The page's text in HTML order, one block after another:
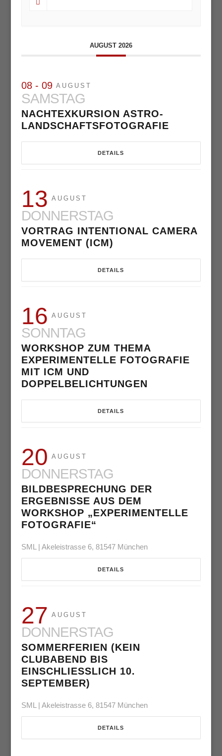
AUGUST 2026
08 - 09 AUGUST
SAMSTAG
NACHTEXKURSION ASTRO-
LANDSCHAFTSFOTOGRAFIE
DETAILS
13 AUGUST
DONNERSTAG
VORTRAG INTENTIONAL CAMERA
MOVEMENT (ICM)
DETAILS
16 AUGUST
SONNTAG
WORKSHOP ZUM THEMA
EXPERIMENTELLE FOTOGRAFIE
MIT ICM UND
DOPPELBELICHTUNGEN
DETAILS
20 AUGUST
DONNERSTAG
BILDBESPRECHUNG DER
ERGEBNISSE AUS DEM
WORKSHOP „EXPERIMENTELLE
FOTOGRAFIE“
SML | Akeleistrasse 6, 81547 München
DETAILS
27 AUGUST
DONNERSTAG
SOMMERFERIEN (KEIN
CLUBABEND BIS
EINSCHLIESSLICH 10. S
EPTEMBER)
SML | Akeleistrasse 6, 81547 München
DETAILS